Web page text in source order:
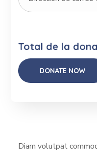
Total de la
Diam volutpat